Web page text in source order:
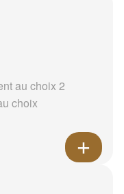
au choix 2
choix